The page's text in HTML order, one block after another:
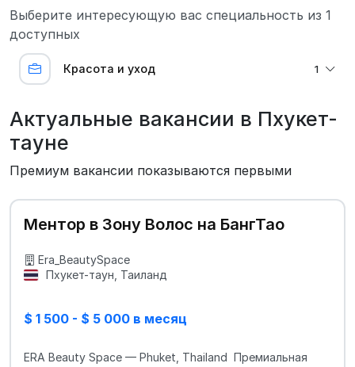
Выберите интересующую вас специальность из 1
доступных
Красота и уход 1
Актуальные вакансии в Пхукет-
тауне
Премиум вакансии показываются первыми
Ментор в Зону Волос на БангТао
Era_BeautySpace
Пхукет-таун, Таиланд
$ 1 500 - $ 5 000 в месяц
ERA Beauty Space — Phuket, Thailand Премиальная